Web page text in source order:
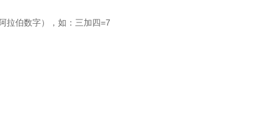
拉伯数字），如：三加四=7